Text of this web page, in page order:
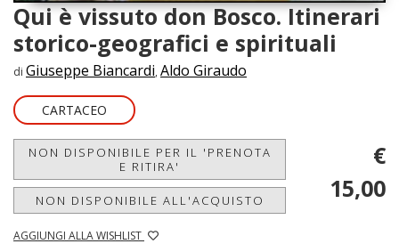
Qui è vissuto don Bosco. Itinerari
storico-geografici e spirituali
di Giuseppe Biancardi, Aldo Giraudo
CARTACEO
NON DISPONIBILE PER IL 'PRENOTA
E RITIRA'
NON DISPONIBILE ALL'ACQUISTO
AGGIUNGI ALLA WISHLIST
€
15,00